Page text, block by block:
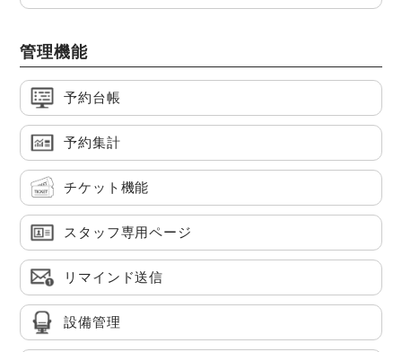
管理機能
予約台帳
予約集計
チケット機能
スタッフ専用ページ
リマインド送信
設備管理